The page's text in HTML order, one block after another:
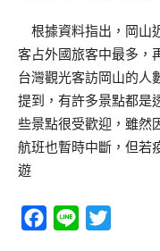
根據資料指出，岡山
客占外國旅客中最多，
台灣觀光客訪岡山的人
提到，有許多景點都是
些景點很受歡迎，雖然
航班也暫時中斷，但若
遊
Facebook
Line